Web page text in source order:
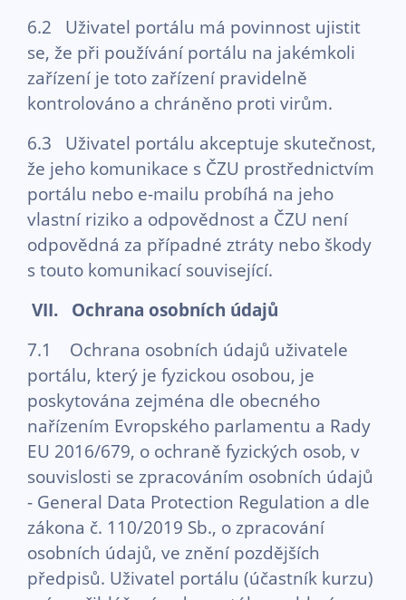
6.2 Uživatel portálu má povinnost ujistit
se, že při používání portálu na jakémkoli
zařízení je toto zařízení pravidelně
kontrolováno a chráněno proti virům.
6.3 Uživatel portálu akceptuje skutečnost,
že jeho komunikace s ČZU prostřednictvím
portálu nebo e-mailu probíhá na jeho
vlastní riziko a odpovědnost a ČZU není
odpovědná za případné ztráty nebo škody
s touto komunikací související.
VII. Ochrana osobních údajů
7.1 Ochrana osobních údajů uživatele
portálu, který je fyzickou osobou, je
poskytována zejména dle obecného
nařízením Evropského parlamentu a Rady
EU 2016/679, o ochraně fyzických osob, v
souvislosti se zpracováním osobních údajů
- General Data Protection Regulation a dle
zákona č. 110/2019 Sb., o zpracování
osobních údajů, ve znění pozdějších
předpisů. Uživatel portálu (účastník kurzu)